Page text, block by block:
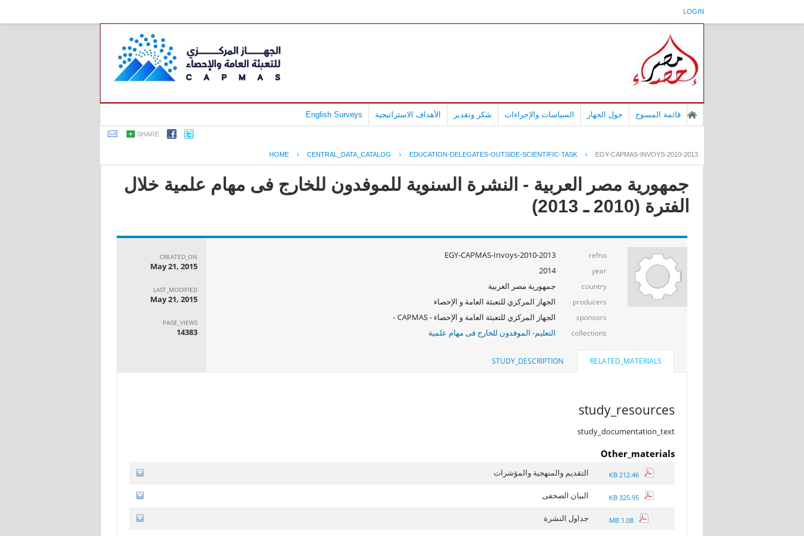
LOGIN
قائمة المسوح حول الجهاز السياسات والإجراءات شكر وتقدير الأهداف الاستراتيجية English Surveys
SHARE
HOME › CENTRAL_DATA_CATALOG › EDUCATION-DELEGATES-OUTSIDE-SCIENTIFIC-TASK › EGY-CAPMAS-INVOYS-2010-2013
جمهورية مصر العربية - النشرة السنوية للموفدون للخارج فى مهام علمية خلال
الفترة (2010 ـ 2013)
refno
EGY-CAPMAS-Invoys-2010-2013
year
2014
country جمهورية مصر العربية
producers الجهاز المركزي للتعبئة العامة و الإحصاء
sponsors الجهاز المركزي للتعبئة العامة و الإحصاء - CAPMAS -
collections التعليم- الموفدون للخارج فى مهام علمية
CREATED_ON
May 21, 2015
LAST_MODIFIED
May 21, 2015
PAGE_VIEWS
14383
RELATED_MATERIALS
STUDY_DESCRIPTION
study_resources
study_documentation_text
Other_materials
التقديم والمنهجية والمؤشرات 212.46 KB
البيان الصحفى 325.95 KB
جداول النشرة 1.08 MB